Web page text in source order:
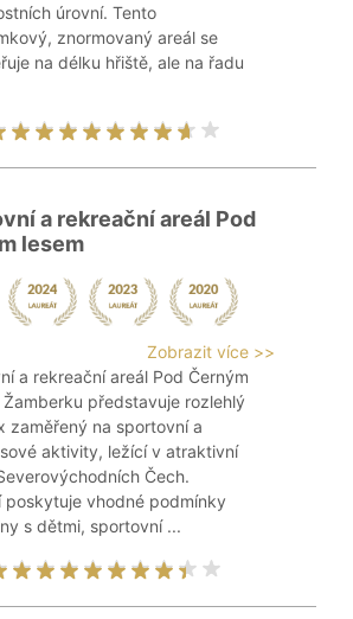
úrovní. Tento
znormovaný areál se
na délku hřiště, ale na řadu
a rekreační areál Pod
lesem
Zobrazit více >>
a rekreační areál Pod Černým
Žamberku představuje rozlehlý
zaměřený na sportovní a
aktivity, ležící v atraktivní
Čech.
poskytuje vhodné podmínky
s dětmi, sportovní ...